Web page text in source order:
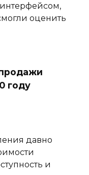
оценить
году
давно
и